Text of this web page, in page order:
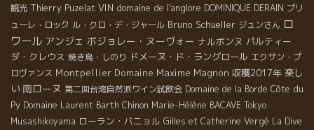
観光 Thierry Puzelat VIN domaine de l'anglore DOMINIQUE DERAIN プリ
ューレ・ロック ル・クロ・デ・ジャール Bruno Schueller ジュンさん ロ
ワール アンジェ ボジョレー・ヌーヴォー ナルボンヌ パルティー
ダ・クレウス 焼き鳥・しのり ドメーヌ・ド・ラングロール エクサン・プ
ロヴァンス Montpellier Domaine Maxime Magnon 収穫2017年 楽し
い 南ローヌ 第二回台湾自然派ワイン試飲会 Domaine de la Borde Côte du
Py Domaine Laurent Barth Chinon Marie-Hélène BACAVE Tokyo
Musashikoyama ローラン・バニョル Gilles et Catherine Vergé La Dive